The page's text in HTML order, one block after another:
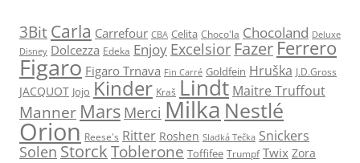
3Bit Carla Carrefour CBA Celita Choco'la Chocoland Deluxe
Disney Dolcezza Edeka Enjoy Excelsior FazerFerrero
Figaro Figaro Trnava Fin Carré Goldfein Hruška J.D.Gross
JACQUOT Jojo Kinder Kraš Lindt Maitre Truffout
Manner Mars Merci MilkaNestlé
Orion Reese's Ritter Roshen Sladká Tečka Snickers
Solen Storck Toblerone Toffifee Trumpf Twix Zora